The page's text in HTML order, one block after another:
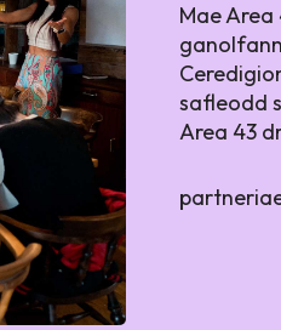
Mae
safleodd
Area 43